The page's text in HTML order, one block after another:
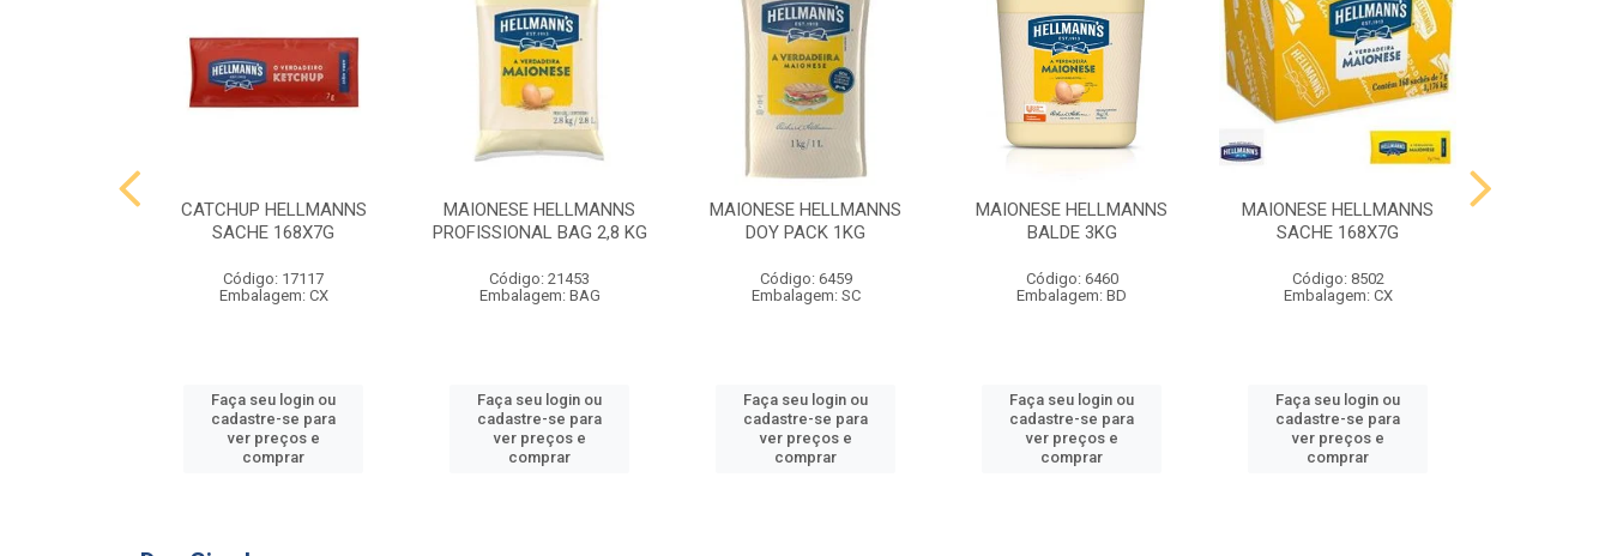
CATCHUP HELLMANNS
SACHE 168X7G
Código: 17117
Embalagem: CX
Faça seu login ou
cadastre-se para
ver preços e
comprar
MAIONESE HELLMANNS
PROFISSIONAL BAG 2,8 KG
Código: 21453
Embalagem: BAG
Faça seu login ou
cadastre-se para
ver preços e
comprar
MAIONESE HELLMANNS
DOY PACK 1KG
Código: 6459
Embalagem: SC
Faça seu login ou
cadastre-se para
ver preços e
comprar
MAIONESE HELLMANNS
BALDE 3KG
Código: 6460
Embalagem: BD
Faça seu login ou
cadastre-se para
ver preços e
comprar
MAIONESE HELLMANNS
SACHE 168X7G
Código: 8502
Embalagem: CX
Faça seu login ou
cadastre-se para
ver preços e
comprar